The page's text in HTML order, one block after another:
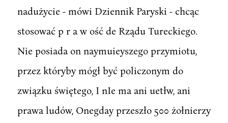
nadużycie - mówi Dziennik Paryski - chcąc
stosować p r a w ość de Rządu Tureckiego.
Nie posiada on naymuieyszego przymiotu,
przez któryby mógł być policzonym do
związku świętego, I nIe ma ani uetłw, ani
prawa ludów, Onegday przeszło 500 żołnierzy